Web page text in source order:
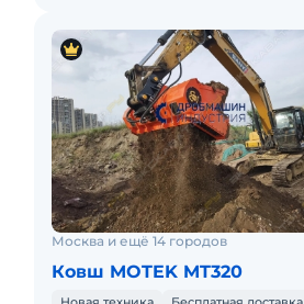
Москва и ещё 14 городов
Ковш MOTEK MT320